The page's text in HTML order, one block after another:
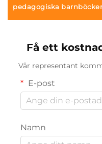
pedagogiska
Få ett
Vår representant
E-post
Namn